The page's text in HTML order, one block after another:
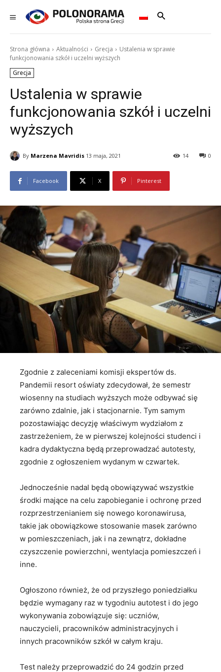
Strona główna Aktualności Grecja
Ustalenia w sprawie
funkcjonowania szkół i uczelni wyższych
Grecja
Ustalenia w sprawie
funkcjonowania szkół i uczelni
wyższych
By Marzena Mavridis 13 maja, 2021 0
14
Facebook X Pinterest
Zgodnie z zaleceniami komisji ekspertów ds.
Pandemii resort oświaty zdecydował, że semestr
wiosenny na studiach wyższych może odbywać się
zarówno zdalnie, jak i stacjonarnie. Tym samym
pozostawiając decyzję właściwym wydziałom z
zastrzeżeniem, że w pierwszej kolejności studenci i
kadra dydaktyczna będą przeprowadzać autotesty,
zgodnie z ogłoszeniem wydanym w czwartek.
Jednocześnie nadal będą obowiązywać wszystkie
środki mające na celu zapobieganie i ochronę przed
rozprzestrzenianiem się nowego koronawirusa,
takie jak obowiązkowe stosowanie masek zarówno
w pomieszczeniach, jak i na zewnątrz, dokładne
czyszczenie powierzchni, wentylacja pomieszczeń i
inne.
Ogłoszono również, że od przyszłego poniedziałku
będzie wymagany raz w tygodniu autotest i do jego
wykonywania zobowiązuje się: uczniów,
nauczycieli, pracowników administracyjnych i
innych pracowników szkół w całym kraju.
Test należy przeprowadzić do 24 godzin przed